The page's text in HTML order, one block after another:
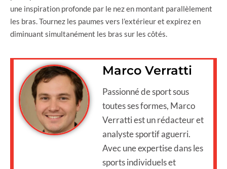
une inspiration profonde par le nez en montant parallèlement
les bras. Tournez les paumes vers l’extérieur et expirez en
diminuant simultanément les bras sur les côtés.
Marco Verratti
Passionné de sport sous
toutes ses formes, Marco
Verratti est un rédacteur et
analyste sportif aguerri.
Avec une expertise dans les
sports individuels et